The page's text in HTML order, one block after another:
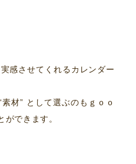
感させてくれるカレンダー
材” として選ぶのもｇｏｏ
できます。